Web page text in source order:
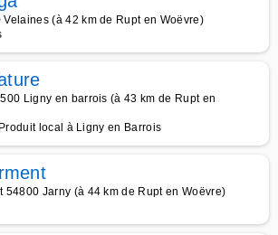
(à 42 km de Rupt en Woëvre)
Ligny en barrois (à 43 km de Rupt en
local à Ligny en Barrois
54800 Jarny (à 44 km de Rupt en Woëvre)